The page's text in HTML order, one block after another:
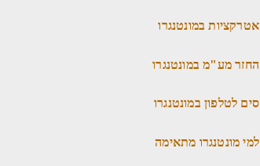
אטרקציות במונטנגרו
החזר מע"מ במונטנגרו
סים לטלפון במונטנגרו
למי מונטנגרו מתאימה